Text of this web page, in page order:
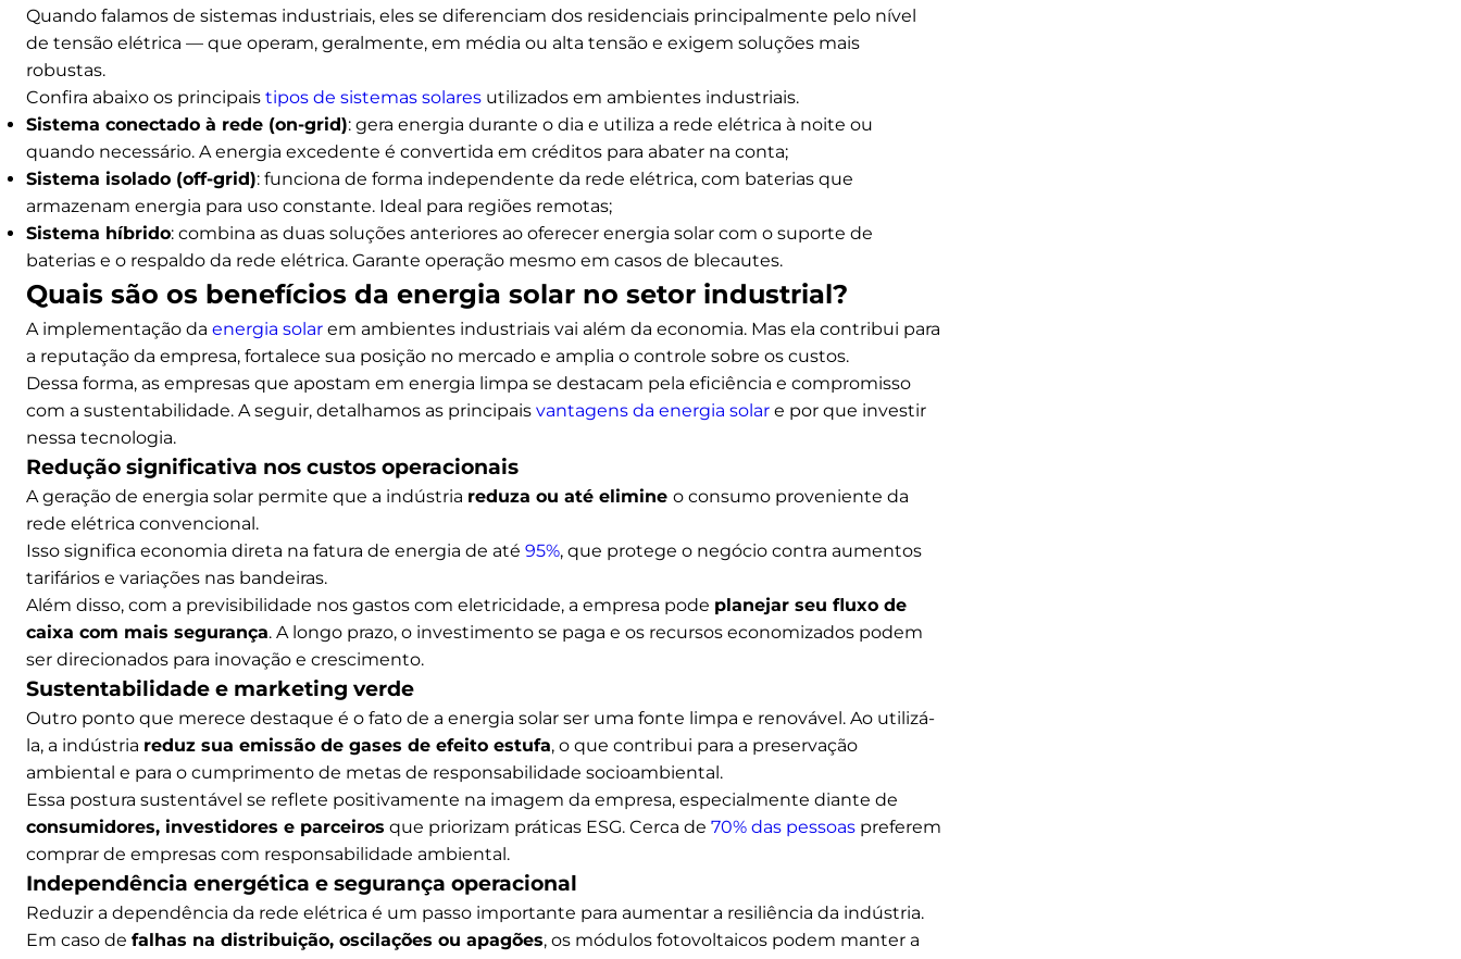
Quando falamos de sistemas industriais, eles se diferenciam dos residenciais principalmente pelo nível
de tensão elétrica — que operam, geralmente, em média ou alta tensão e exigem soluções mais
robustas.
Confira abaixo os principais tipos de sistemas solares utilizados em ambientes industriais.
Sistema conectado à rede (on-grid): gera energia durante o dia e utiliza a rede elétrica à noite ou
quando necessário. A energia excedente é convertida em créditos para abater na conta;
Sistema isolado (off-grid): funciona de forma independente da rede elétrica, com baterias que
armazenam energia para uso constante. Ideal para regiões remotas;
Sistema híbrido: combina as duas soluções anteriores ao oferecer energia solar com o suporte de
baterias e o respaldo da rede elétrica. Garante operação mesmo em casos de blecautes.
Quais são os benefícios da energia solar no setor industrial?
A implementação da energia solar em ambientes industriais vai além da economia. Mas ela contribui para
a reputação da empresa, fortalece sua posição no mercado e amplia o controle sobre os custos.
Dessa forma, as empresas que apostam em energia limpa se destacam pela eficiência e compromisso
com a sustentabilidade. A seguir, detalhamos as principais vantagens da energia solar e por que investir
nessa tecnologia.
Redução significativa nos custos operacionais
A geração de energia solar permite que a indústria reduza ou até elimine o consumo proveniente da
rede elétrica convencional.
Isso significa economia direta na fatura de energia de até 95%, que protege o negócio contra aumentos
tarifários e variações nas bandeiras.
Além disso, com a previsibilidade nos gastos com eletricidade, a empresa pode planejar seu fluxo de
caixa com mais segurança. A longo prazo, o investimento se paga e os recursos economizados podem
ser direcionados para inovação e crescimento.
Sustentabilidade e marketing verde
Outro ponto que merece destaque é o fato de a energia solar ser uma fonte limpa e renovável. Ao utilizá-
la, a indústria reduz sua emissão de gases de efeito estufa, o que contribui para a preservação
ambiental e para o cumprimento de metas de responsabilidade socioambiental.
Essa postura sustentável se reflete positivamente na imagem da empresa, especialmente diante de
consumidores, investidores e parceiros que priorizam práticas ESG. Cerca de 70% das pessoas preferem
comprar de empresas com responsabilidade ambiental.
Independência energética e segurança operacional
Reduzir a dependência da rede elétrica é um passo importante para aumentar a resiliência da indústria.
Em caso de falhas na distribuição, oscilações ou apagões, os módulos fotovoltaicos podem manter a